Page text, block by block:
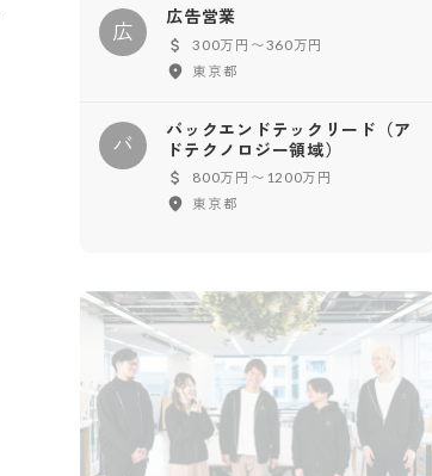
広
広告営業
300万円〜360万円
東京都
バ
バックエンドテックリード（ア
ドテクノロジー領域）
800万円〜1200万円
東京都